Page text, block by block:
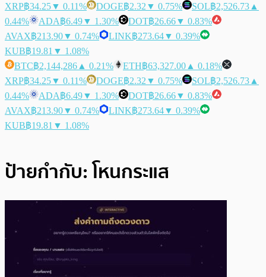
XRP฿34.25▼ 0.11% DOGE฿2.32 ▼ 0.75% SOL฿2,526.73 ▲
0.44%
ADA฿6.49▼ 1.30% DOT฿26.66▼ 0.83%
AVAX฿213.90▼ 0.74% LINK฿273.64▼ 0.39%
KUB฿19.81 ▼ 1.08%
BTC฿2,144,286 ▲ 0.21% ETH฿63,327.00 ▲ 0.18%
XRP฿34.25▼ 0.11% DOGE฿2.32 ▼ 0.75% SOL฿2,526.73 ▲
0.44%
ADA฿6.49▼ 1.30% DOT฿26.66▼ 0.83%
AVAX฿213.90▼ 0.74% LINK฿273.64▼ 0.39%
KUB฿19.81 ▼ 1.08%
ป้ายกำกับ:โหนกระแส